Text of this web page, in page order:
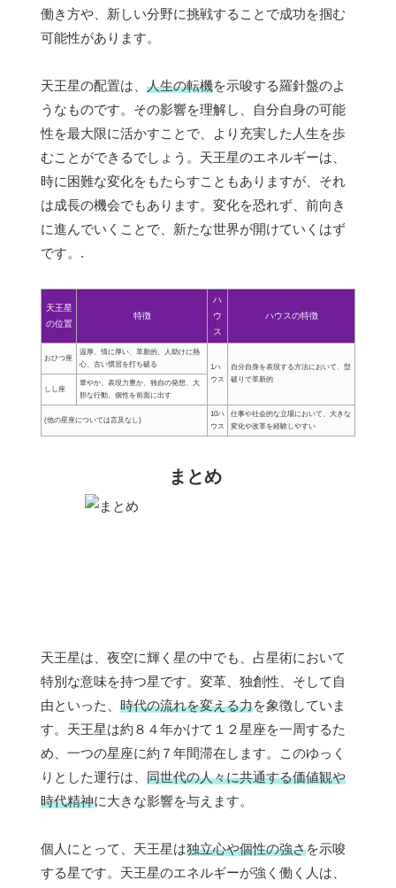
働き方や、新しい分野に挑戦することで成功を掴む
可能性があります。
天王星の配置は、 人生の転機を示唆する羅針盤のよ
うなものです。その影響を理解し、自分自身の可能
性を最大限に活かすことで、より充実した人生を歩
むことができるでしょう。天王星のエネルギーは、
時に困難な変化をもたらすこともありますが、それ
は成長の機会でもあります。変化を恐れず、前向き
に進んでいくことで、新たな世界が開けていくはず
です。.
天王星
の位置
特徴
ハ
ウ
ス
ハウスの特徴
おひつ座
温厚、情に厚い、革新的、人助けに熱
心、古い慣習を打ち破る
1ハ
ウス
自分自身を表現する方法において、型
破りで革新的
しし座
華やか、表現力豊か、独自の発想、大
胆な行動、個性を前面に出す
(他の星座については言及なし)
10ハ
ウス
仕事や社会的な立場において、大きな
変化や改革を経験しやすい
まとめ
天王星は、夜空に輝く星の中でも、占星術において
特別な意味を持つ星です。変革、独創性、そして自
由といった、 時代の流れを変える力を象徴していま
す。天王星は約８４年かけて１２星座を一周するた
め、一つの星座に約７年間滞在します。このゆっく
りとした運行は、 同世代の人々に共通する価値観や
時代精神に大きな影響を与えます。
個人にとって、天王星は独立心や個性の強さを示唆
する星です。天王星のエネルギーが強く働く人は、